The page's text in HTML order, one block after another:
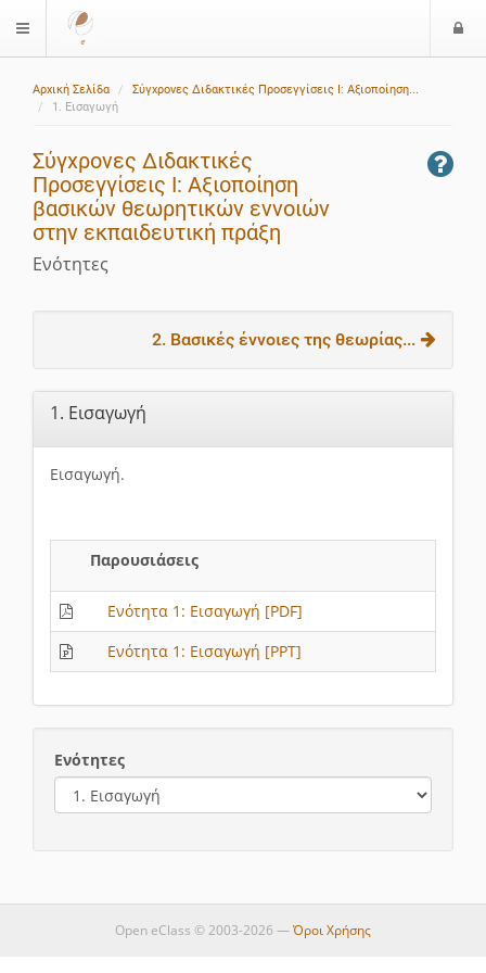
$langMenu
Αρχική Σελίδα
Σύγχρονες Διδακτικές Προσεγγίσεις Ι: Αξιοποίηση...
1. Εισαγωγή
Σύγχρονες Διδακτικές
Προσεγγίσεις Ι: Αξιοποίηση
βασικών θεωρητικών εννοιών
στην εκπαιδευτική πράξη
Ενότητες
2. Βασικές έννοιες της θεωρίας...
1. Εισαγωγή
Εισαγωγή.
Παρουσιάσεις
Ενότητα 1: Εισαγωγή [PDF]
Ενότητα 1: Εισαγωγή [PPT]
Ενότητες
Open eClass © 2003-2026 —Όροι Χρήσης